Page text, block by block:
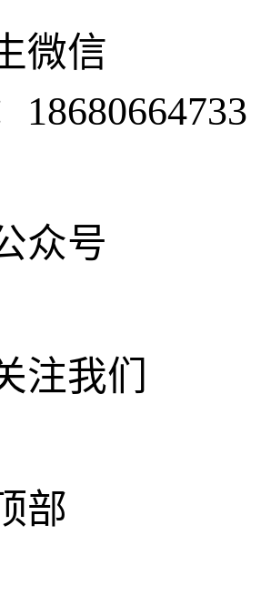
微信
18680664733
众号
注我们
部